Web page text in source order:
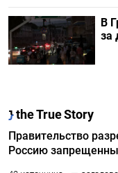
В
за